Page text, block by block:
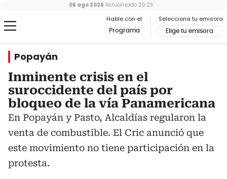
Hable con el
Programa
Selecciona tu emisora
Elige tu emisora
06 ago 2026 Actualizado 20:23
Popayán
Inminente crisis en el
suroccidente del país por
bloqueo de la vía Panamericana
En Popayán y Pasto, Alcaldías regularon la
venta de combustible. El Cric anunció que
este movimiento no tiene participación en la
protesta.